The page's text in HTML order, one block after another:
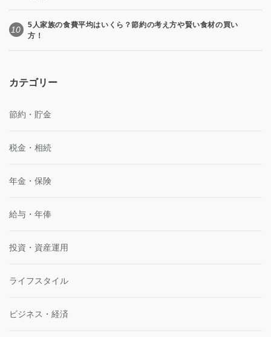
10
5人家族の食費平均はいくら？節約の考え方や賢い食材の買い
方！
カテゴリー
節約・貯金
税金・相続
年金・保険
給与・年俸
投資・資産運用
ライフスタイル
ビジネス・経済